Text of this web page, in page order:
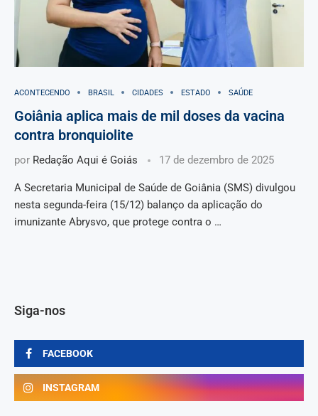
ACONTECENDO BRASIL CIDADES ESTADO SAÚDE
Goiânia aplica mais de mil doses da vacina
contra bronquiolite
por Redação Aqui é Goiás 17 de dezembro de 2025
A Secretaria Municipal de Saúde de Goiânia (SMS) divulgou
nesta segunda-feira (15/12) balanço da aplicação do
imunizante Abrysvo, que protege contra o …
Siga-nos
FACEBOOK
INSTAGRAM